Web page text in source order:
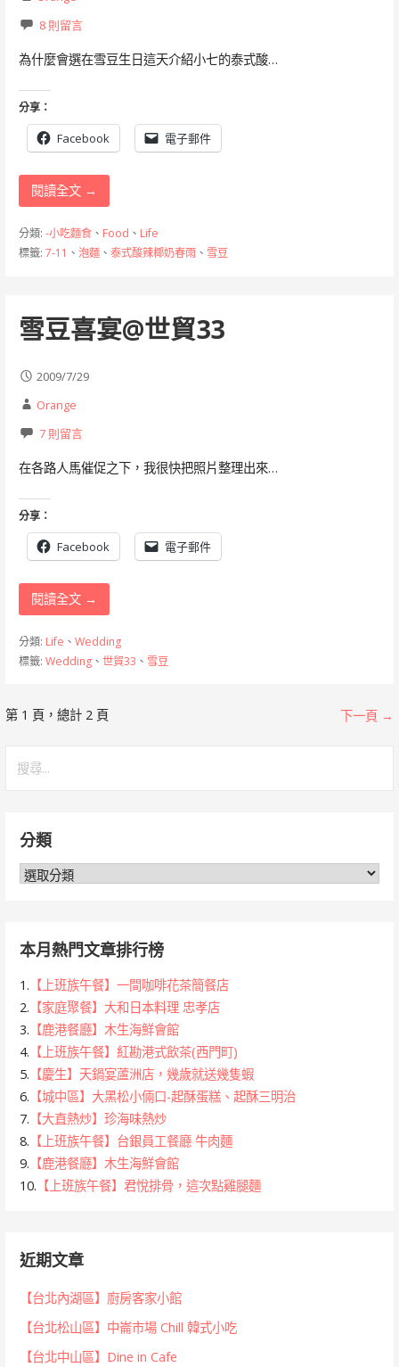
8 則留言
為什麼會選在雪豆生日這天介紹小七的泰式酸…
分享：
Facebook 電子郵件
閱讀全文 →
分類: -小吃麵食、 Food 、 Life
標籤: 7-11 、 泡麵、 泰式酸辣椰奶春雨、 雪豆
雪豆喜宴@世貿33
2009/7/29
Orange
7 則留言
在各路人馬催促之下，我很快把照片整理出來…
分享：
Facebook 電子郵件
閱讀全文 →
分類: Life 、 Wedding
標籤: Wedding、 世貿33 、 雪豆
[文
章]
覽
第 1 頁，總計 2 頁 下一頁 →
字:分類
分
本月熱門文章排行榜
1. 【上班族午餐】一間咖啡花茶簡餐店
2. 【家庭聚餐】大和日本料理 忠孝店
3. 【鹿港餐廳】木生海鮮會館
4. 【上班族午餐】紅勘港式飲茶(西門町)
5. 【慶生】天鍋宴蘆洲店，幾歲就送幾隻蝦
6. 【城中區】大黑松小倆口-起酥蛋糕、起酥三明治
7. 【大直熱炒】珍海味熱炒
8. 【上班族午餐】台銀員工餐廳 牛肉麵
9. 【鹿港餐廳】木生海鮮會館
10. 【上班族午餐】君悅排骨，這次點雞腿麵
近期文章
【台北內湖區】廚房客家小館
【台北松山區】中崙市場 Chill 韓式小吃
【台北中山區】Dine in Cafe